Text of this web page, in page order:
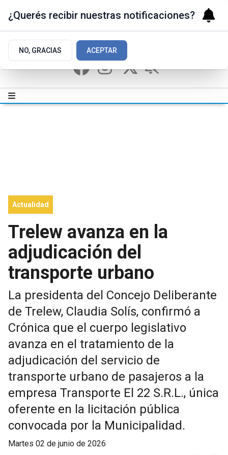
Actualidad
Trelew avanza en la
adjudicación del
transporte urbano
La presidenta del Concejo Deliberante
de Trelew, Claudia Solís, confirmó a
Crónica que el cuerpo legislativo
avanza en el tratamiento de la
adjudicación del servicio de
transporte urbano de pasajeros a la
empresa Transporte El 22 S.R.L., única
oferente en la licitación pública
convocada por la Municipalidad.
martes 02 de junio de 2026
¿Querés recibir nuestras notificaciones?
NO, GRACIAS ACEPTAR